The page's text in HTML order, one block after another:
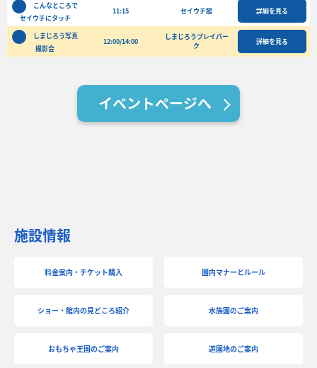
こんなところで
セイウチにタッチ
11:15 セイウチ館 詳細を見る
しまじろう写真
撮影会
12:00/14:00
しまじろうプレイパー
ク
詳細を見る
イベントページへ
施設情報
料金案内・チケット購入 園内マナーとルール
ショー・館内の見どころ紹介 水族園のご案内
おもちゃ王国のご案内 遊園地のご案内